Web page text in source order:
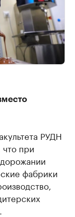
РУДН
при
фабрики